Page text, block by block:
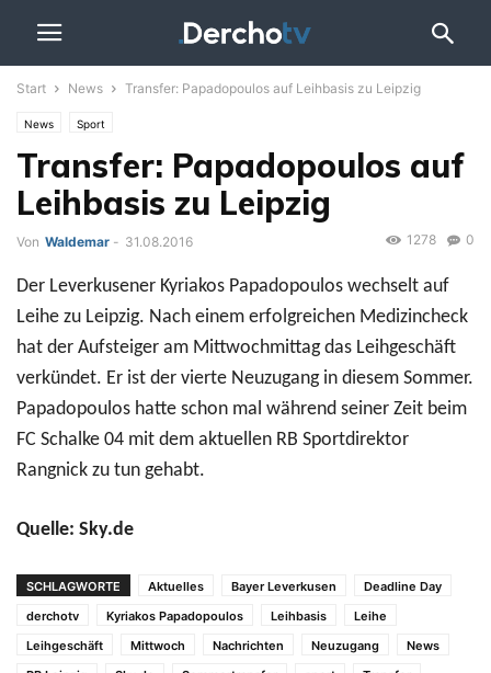
Start News Transfer: Papadopoulos auf Leihbasis zu Leipzig
News Sport
Transfer: Papadopoulos auf
Leihbasis zu Leipzig
Von Waldemar - 31.08.2016 0
1278
Der Leverkusener Kyriakos Papadopoulos wechselt auf
Leihe zu Leipzig. Nach einem erfolgreichen Medizincheck
hat der Aufsteiger am Mittwochmittag das Leihgeschäft
verkündet. Er ist der vierte Neuzugang in diesem Sommer.
Papadopoulos hatte schon mal während seiner Zeit beim
FC Schalke 04 mit dem aktuellen RB Sportdirektor
Rangnick zu tun gehabt.
Quelle: Sky.de
SCHLAGWORTE Aktuelles Bayer Leverkusen
Deadline Day
derchotv
Kyriakos Papadopoulos Leihbasis
Leihe
Leihgeschäft
Mittwoch Nachrichten Neuzugang
News